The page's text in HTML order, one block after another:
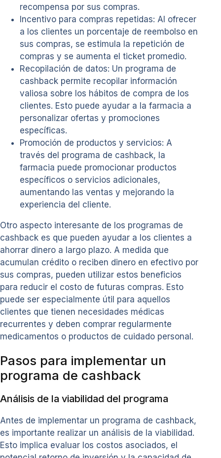
recompensa por sus compras.
Incentivo para compras repetidas: Al ofrecer
a los clientes un porcentaje de reembolso en
sus compras, se estimula la repetición de
compras y se aumenta el ticket promedio.
Recopilación de datos: Un programa de
cashback permite recopilar información
valiosa sobre los hábitos de compra de los
clientes. Esto puede ayudar a la farmacia a
personalizar ofertas y promociones
específicas.
Promoción de productos y servicios: A
través del programa de cashback, la
farmacia puede promocionar productos
específicos o servicios adicionales,
aumentando las ventas y mejorando la
experiencia del cliente.
Otro aspecto interesante de los programas de
cashback es que pueden ayudar a los clientes a
ahorrar dinero a largo plazo. A medida que
acumulan crédito o reciben dinero en efectivo por
sus compras, pueden utilizar estos beneficios
para reducir el costo de futuras compras. Esto
puede ser especialmente útil para aquellos
clientes que tienen necesidades médicas
recurrentes y deben comprar regularmente
medicamentos o productos de cuidado personal.
Pasos para implementar un
programa de cashback
Análisis de la viabilidad del programa
Antes de implementar un programa de cashback,
es importante realizar un análisis de la viabilidad.
Esto implica evaluar los costos asociados, el